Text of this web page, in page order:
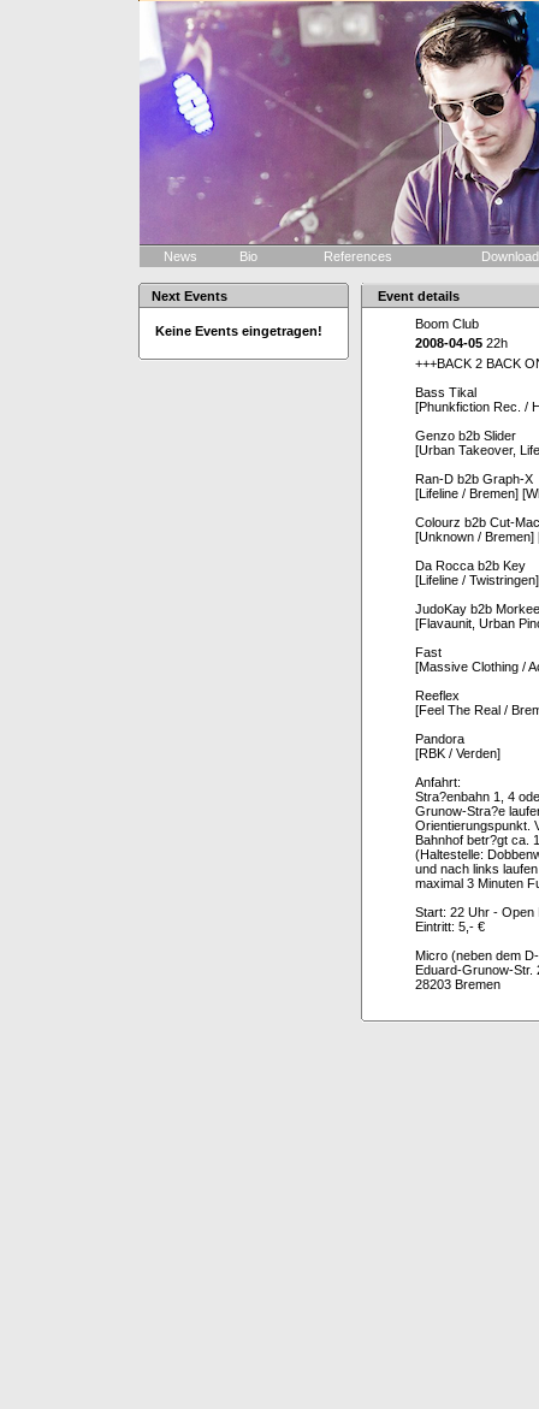
News Bio References
Next Events
Keine Events eingetragen!
Event details
Boom Club
2008-04-05 22h
+++BACK 2 BACK
Bass Tikal
[Phunkfiction Rec. /
Genzo b2b Slider
[Urban Takeover,
Ran-D b2b Graph-X
[Lifeline / Bremen]
Colourz b2b Cut-
[Unknown / Bremen]
Da Rocca b2b Key
[Lifeline /
JudoKay b2b Morkee
[Flavaunit, Urban
Fast
[Massive Clothing /
Reeflex
[Feel The Real /
Pandora
[RBK / Verden]
Anfahrt:
Stra?enbahn 1, 4
Grunow-Stra?e
Orientierungspunkt.
Bahnhof betr?gt ca.
(Haltestelle:
und nach links
maximal 3 Minuten
Start: 22 Uhr - Open
Eintritt: 5,- €
Micro (neben dem
Eduard-Grunow-Str.
28203 Bremen